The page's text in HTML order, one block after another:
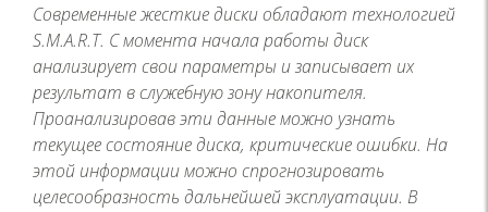
Современные жесткие диски обладают технологией
S.M.A.R.T. C момента начала работы диск
анализирует свои параметры и записывает их
результат в служебную зону накопителя.
Проанализировав эти данные можно узнать
текущее состояние диска, критические ошибки. На
этой информации можно спрогнозировать
целесообразность дальнейшей эксплуатации. В